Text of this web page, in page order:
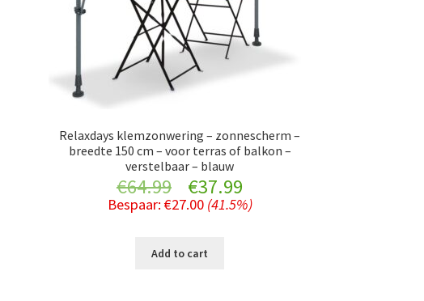
Relaxdays klemzonwering – zonnescherm –
breedte 150 cm – voor terras of balkon –
verstelbaar – blauw
€64.99
Original
price
was:
€37.99
price
Bespaar: €27.00 (41.5%)
Add to cart